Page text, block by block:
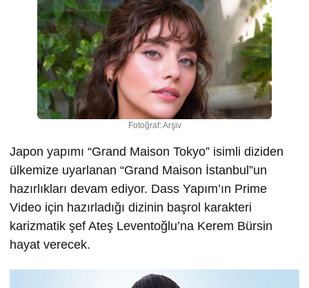
Fotoğraf: Arşiv
Japon yapımı “Grand Maison Tokyo” isimli diziden
ülkemize uyarlanan “Grand Maison İstanbul”un
hazırlıkları devam ediyor. Dass Yapım’ın Prime
Video için hazırladığı dizinin başrol karakteri
karizmatik şef Ateş Leventoğlu’na Kerem Bürsin
hayat verecek.